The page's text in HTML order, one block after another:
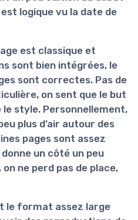
logique vu la date de
est classique et
sont bien intégrées, le
sont correctes. Pas de
on sent que le but
style. Personnellement,
plus d’air autour des
pages sont assez
un côté un peu
ne perd pas de place,
le format assez large